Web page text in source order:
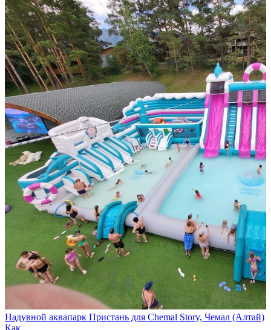
Надувной аквапарк Пристань для Chemal Story, Чемал (Алтай)